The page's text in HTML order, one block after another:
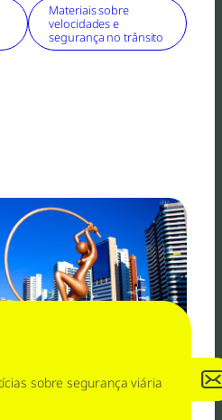
sobre segurança viária
Materiais sobre
velocidades e
segurança no trânsito